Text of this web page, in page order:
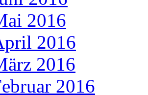
2016
2016
2016
2016